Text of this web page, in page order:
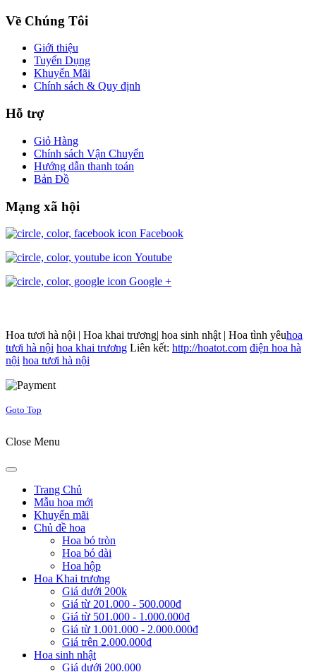
Về Chúng Tôi
Giới thiệu
Tuyển Dụng
Khuyến Mãi
Chính sách & Quy định
Hỗ trợ
Giỏ Hàng
Chính sách Vận Chuyển
Hướng dẫn thanh toán
Bản Đồ
Mạng xã hội
Facebook
Youtube
Google +
Hoa tươi hà nội | Hoa khai trương| hoa sinh nhật | Hoa tình yêuhoa
tươi hà nội hoa khai trương Liên kết: http://hoatot.com điện hoa hà
nội hoa tươi hà nội
Goto Top
Close Menu
Trang Chủ
Mẫu hoa mới
Khuyến mãi
Chủ đề hoa
Hoa bó tròn
Hoa bó dài
Hoa hộp
Hoa Khai trương
Giá dưới 200k
Giá từ 201.000 - 500.000đ
Giá từ 501.000 - 1.000.000đ
Giá từ 1.001.000 - 2.000.000đ
Giá trên 2.000.000đ
Hoa sinh nhật
Giá dưới 200.000